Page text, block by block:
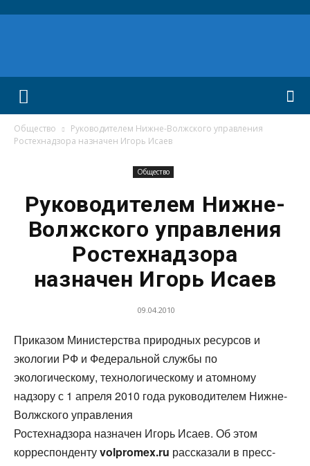
Общество
Руководителем Нижне-Волжского управления
Ростехнадзора назначен Игорь Исаев
Общество
Руководителем Нижне-
Волжского управления
Ростехнадзора
назначен Игорь Исаев
09.04.2010
Приказом Министерства природных ресурсов и
экологии РФ и Федеральной службы по
экологическому, технологическому и атомному
надзору с 1 апреля 2010 года руководителем Нижне-
Волжского управления
Ростехнадзора назначен Игорь Исаев. Об этом
корреспондентуvolpromex.ru рассказали в пресс-